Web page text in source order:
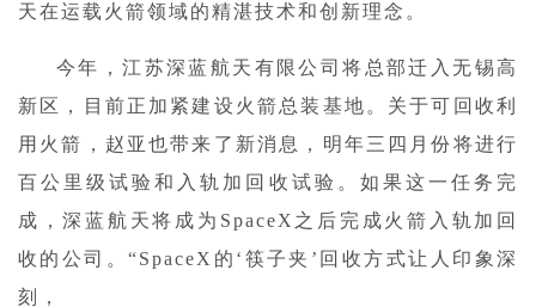
天在运载火箭领域的精湛技术和创新理念。
今年，江苏深蓝航天有限公司将总部迁入无锡高
新区，目前正加紧建设火箭总装基地。关于可回收利
用火箭，赵亚也带来了新消息，明年三四月份将进行
百公里级试验和入轨加回收试验。如果这一任务完
成，深蓝航天将成为SpaceX之后完成火箭入轨加回
收的公司。“SpaceX的‘筷子夹’回收方式让人印象深
刻，